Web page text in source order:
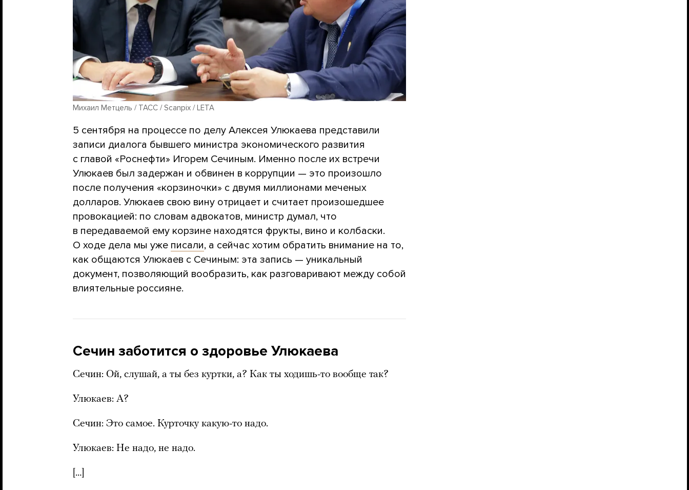
Михаил Метцель / ТАСС / Scanpix / LETA
5 сентября на процессе по делу Алексея Улюкаева представили
записи диалога бывшего министра экономического развития
с главой «Роснефти» Игорем Сечиным. Именно после их встречи
Улюкаев был задержан и обвинен в коррупции — это произошло
после получения «корзиночки» с двумя миллионами меченых
долларов. Улюкаев свою вину отрицает и считает произошедшее
провокацией: по словам адвокатов, министр думал, что
в передаваемой ему корзине находятся фрукты, вино и колбаски.
О ходе дела мы уже писали, а сейчас хотим обратить внимание на то,
как общаются Улюкаев с Сечиным: эта запись — уникальный
документ, позволяющий вообразить, как разговаривают между собой
влиятельные россияне.
Сечин заботится о здоровье Улюкаева
Сечин: Ой, слушай, а ты без куртки, а? Как ты ходишь-то вообще так?
Улюкаев: А?
Сечин: Это самое. Курточку какую-то надо.
Улюкаев: Не надо, не надо.
[…]